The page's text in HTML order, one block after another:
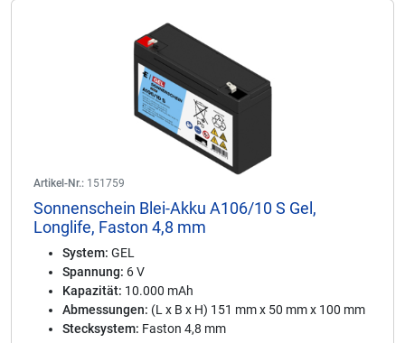
Artikel-Nr.: 151759
Sonnenschein Blei-Akku A106/10 S Gel,
Longlife, Faston 4,8 mm
System: GEL
Spannung: 6 V
Kapazität: 10.000 mAh
Abmessungen: (L x B x H) 151 mm x 50 mm x 100 mm
Stecksystem: Faston 4,8 mm